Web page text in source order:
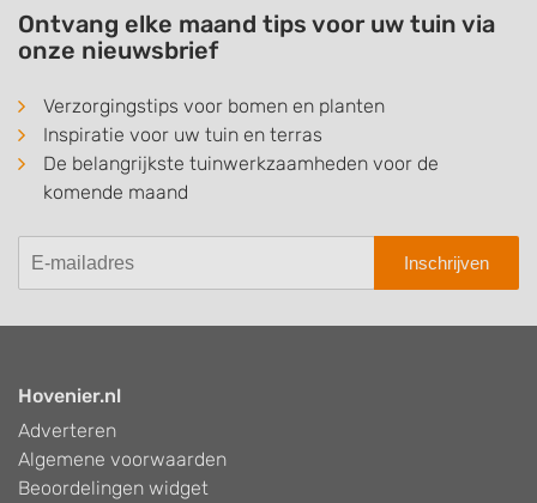
Ontvang elke maand tips voor uw tuin via
onze nieuwsbrief
Verzorgingstips voor bomen en planten
Inspiratie voor uw tuin en terras
De belangrijkste tuinwerkzaamheden voor de
komende maand
Inschrijven
Hovenier.nl
Adverteren
Algemene voorwaarden
Beoordelingen widget